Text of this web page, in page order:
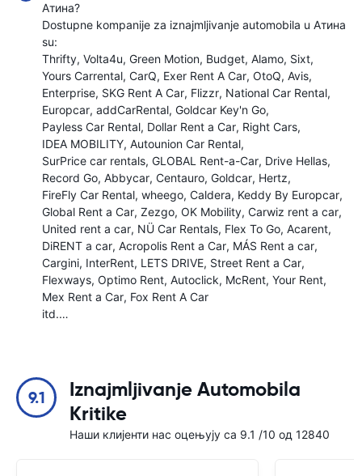
Aтина?
Dostupne kompanije za iznajmljivanje automobila u Aтина
su:
Thrifty Volta4u Green Motion Budget Alamo Sixt
Yours Carrental CarQ Exer Rent A Car OtoQ Avis
Enterprise SKG Rent A Car Flizzr National Car Rental
Europcar addCarRental Goldcar Key'n Go
Payless Car Rental Dollar Rent a Car Right Cars
IDEA MOBILITY Autounion Car Rental
SurPrice car rentals GLOBAL Rent-a-Car Drive Hellas
Record Go Abbycar Centauro Goldcar Hertz
FireFly Car Rental wheego Caldera Keddy By Europcar
Global Rent a Car Zezgo OK Mobility Carwiz rent a car
United rent a car NÜ Car Rentals Flex To Go Acarent
DiRENT a car Acropolis Rent a Car MÁS Rent a car
Cargini InterRent LETS DRIVE Street Rent a Car
Flexways Optimo Rent Autoclick McRent Your Rent
Mex Rent a Car Fox Rent A Car
itd.…
9.1
Iznajmljivanje Automobila
Kritike
Наши клијенти нас оцењују са 9.1 /10 од 12840